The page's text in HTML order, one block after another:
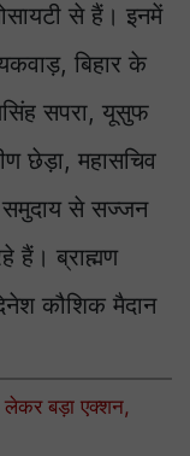
से हैं। इनमें
बिहार के
सपरा, यूसुफ
छेड़ा, महासचिव
से सज्जन
हैं। ब्राह्मण
कौशिक मैदान
लेकर बड़ा एक्शन,